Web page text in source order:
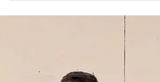
Wir werden 50!